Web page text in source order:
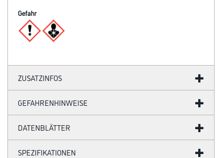
Gefahr
ZUSATZINFOS
GEFAHRENHINWEISE
DATENBLÄTTER
SPEZIFIKATIONEN